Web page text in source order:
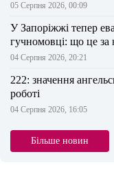
05 Серпня 2026, 00:09
У Запоріжжі тепер
гучномовці: що це за
04 Серпня 2026, 20:21
222: значення
роботі
04 Серпня 2026, 16:05
Більше новин